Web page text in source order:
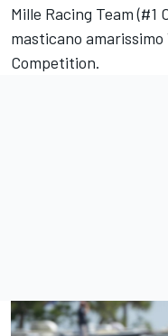
Mille Racing Team (#1
masticano
Competition.